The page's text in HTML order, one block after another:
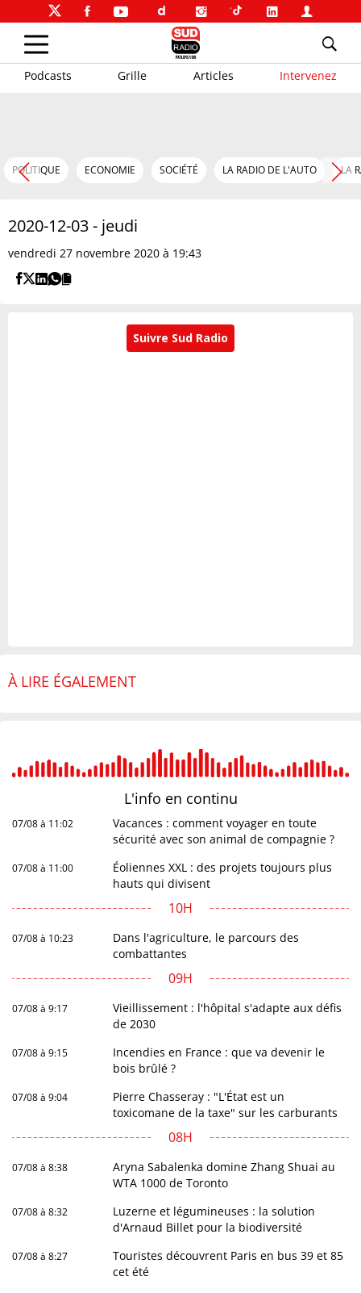
Podcasts Grille Articles Intervenez
POLITIQUE ECONOMIE SOCIÉTÉ LA RADIO DE L'AUTO LA
2020-12-03 - jeudi
vendredi 27 novembre 2020 à 19:43
Suivre Sud Radio
À LIRE ÉGALEMENT
L'info en continu
07/08 à 11:02
Vacances : comment voyager en toute
sécurité avec son animal de compagnie ?
07/08 à 11:00
Éoliennes XXL : des projets toujours plus
hauts qui divisent
10H
07/08 à 10:23
Dans l'agriculture, le parcours des
combattantes
09H
07/08 à 9:17
Vieillissement : l'hôpital s'adapte aux défis
de 2030
07/08 à 9:15
Incendies en France : que va devenir le
bois brûlé ?
07/08 à 9:04
Pierre Chasseray : "L'État est un
toxicomane de la taxe" sur les carburants
08H
07/08 à 8:38
Aryna Sabalenka domine Zhang Shuai au
WTA 1000 de Toronto
07/08 à 8:32
Luzerne et légumineuses : la solution
d'Arnaud Billet pour la biodiversité
07/08 à 8:27
Touristes découvrent Paris en bus 39 et 85
cet été